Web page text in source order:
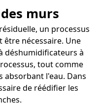
murs
un processus
être nécessaire. Une
déshumidificateurs à
tout comme
l'eau. Dans
de réédifier les